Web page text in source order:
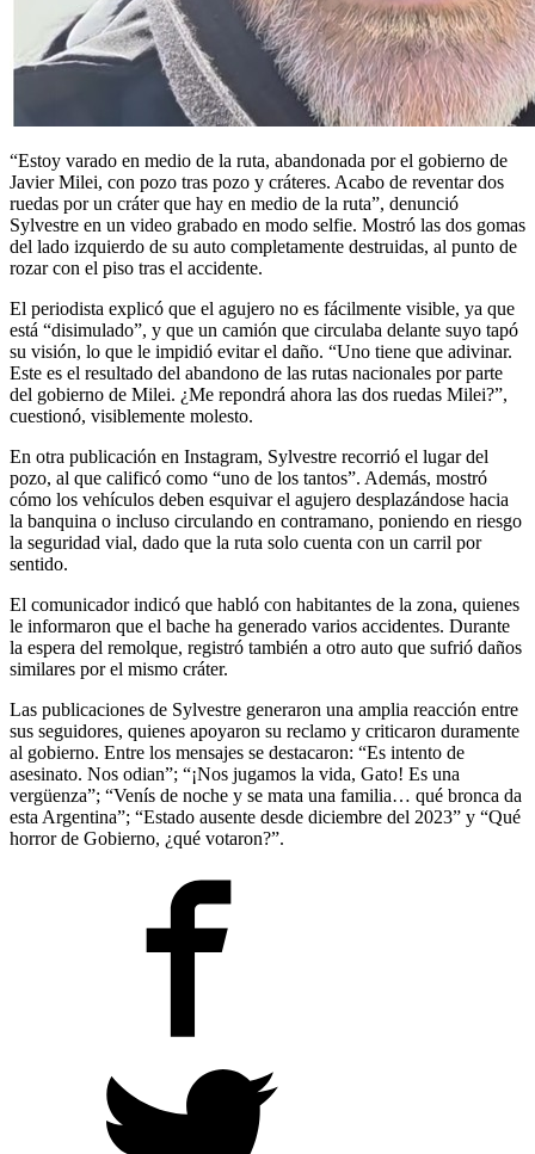
“Estoy varado en medio de la ruta, abandonada por el gobierno de
Javier Milei, con pozo tras pozo y cráteres. Acabo de reventar dos
ruedas por un cráter que hay en medio de la ruta”, denunció
Sylvestre en un video grabado en modo selfie. Mostró las dos gomas
del lado izquierdo de su auto completamente destruidas, al punto de
rozar con el piso tras el accidente.
El periodista explicó que el agujero no es fácilmente visible, ya que
está “disimulado”, y que un camión que circulaba delante suyo tapó
su visión, lo que le impidió evitar el daño. “Uno tiene que adivinar.
Este es el resultado del abandono de las rutas nacionales por parte
del gobierno de Milei. ¿Me repondrá ahora las dos ruedas Milei?”,
cuestionó, visiblemente molesto.
En otra publicación en Instagram, Sylvestre recorrió el lugar del
pozo, al que calificó como “uno de los tantos”. Además, mostró
cómo los vehículos deben esquivar el agujero desplazándose hacia
la banquina o incluso circulando en contramano, poniendo en riesgo
la seguridad vial, dado que la ruta solo cuenta con un carril por
sentido.
El comunicador indicó que habló con habitantes de la zona, quienes
le informaron que el bache ha generado varios accidentes. Durante
la espera del remolque, registró también a otro auto que sufrió daños
similares por el mismo cráter.
Las publicaciones de Sylvestre generaron una amplia reacción entre
sus seguidores, quienes apoyaron su reclamo y criticaron duramente
al gobierno. Entre los mensajes se destacaron: “Es intento de
asesinato. Nos odian”; “¡Nos jugamos la vida, Gato! Es una
vergüenza”; “Venís de noche y se mata una familia… qué bronca da
esta Argentina”; “Estado ausente desde diciembre del 2023” y “Qué
horror de Gobierno, ¿qué votaron?”.